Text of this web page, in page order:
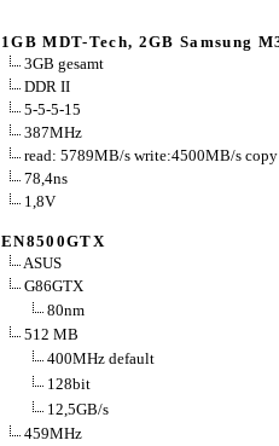
1GB MDT-Tech, 2GB Samsung
3GB gesamt
DDR II
5-5-5-15
387MHz
read: 5789MB/s write:4500MB/s
78,4ns
1,8V
EN8500GTX
ASUS
G86GTX
80nm
512 MB
400MHz default
128bit
12,5GB/s
459MHz